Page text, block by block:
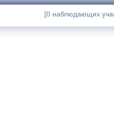
[0 наблюдающих